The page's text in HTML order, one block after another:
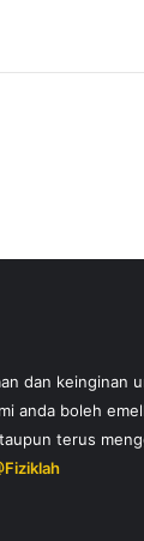
dan keinginan
anda boleh
terus